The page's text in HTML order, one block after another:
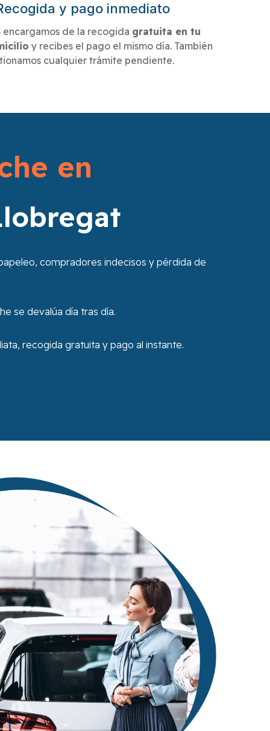
y pago inmediato
encargamos de la recogida gratuita en tu
y recibes el pago el mismo día. También
cualquier trámite pendiente.
en
compradores indecisos y pérdida de
se devalúa día tras día.
recogida gratuita y pago al instante.